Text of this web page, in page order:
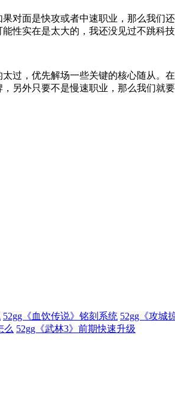
面是快攻或者中速职业，那么我们
性实在是太大的，我还没见过不跳科
，优先解场一些关键的核心随从。
另外只要不是慢速职业，那么我们就
52gg《血饮传说》铭刻系统 52gg《攻城
么 52gg《武林3》前期快速升级